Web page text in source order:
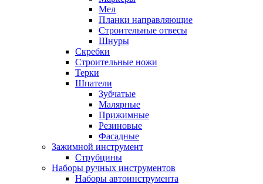
Мел
Планки направляющие
Строительные отвесы
Шнуры
Скребки
Строительные ножи
Терки
Шпатели
Зубчатые
Малярные
Прижимные
Резиновые
Фасадные
Зажимной инструмент
Струбцины
Наборы ручных инструментов
Наборы автоинструмента